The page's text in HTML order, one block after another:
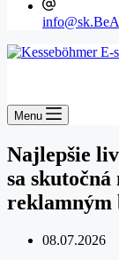
Menu
Najlepšie
sa
reklamným
08.07.2026